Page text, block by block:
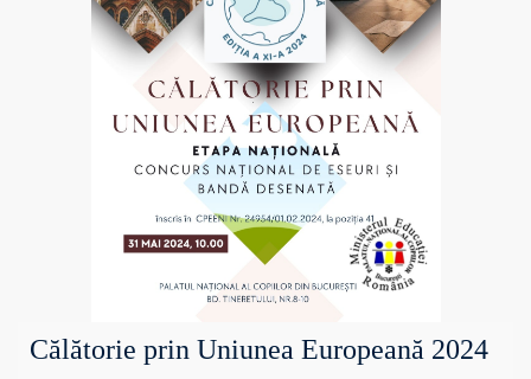
Călătorie prin Uniunea Europeană 2024